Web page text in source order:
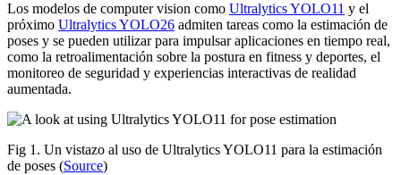
Los modelos de computer vision como Ultralytics YOLO11 y el
próximo Ultralytics YOLO26 admiten tareas como la estimación de
poses y se pueden utilizar para impulsar aplicaciones en tiempo real,
como la retroalimentación sobre la postura en fitness y deportes, el
monitoreo de seguridad y experiencias interactivas de realidad
aumentada.
Fig 1. Un vistazo al uso de Ultralytics YOLO11 para la estimación
de poses (Source)